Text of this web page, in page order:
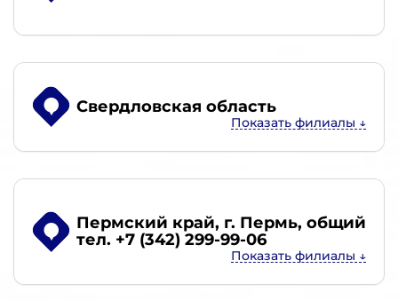
Свердловская область
Пермский край, г. Пермь, общий
тел. +7 (342) 299-99-06